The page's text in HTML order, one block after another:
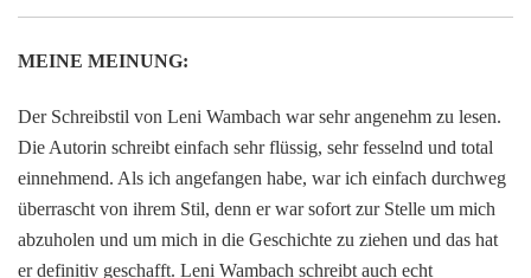
MEINE MEINUNG:
Der Schreibstil von Leni Wambach war sehr angenehm zu lesen.
Die Autorin schreibt einfach sehr flüssig, sehr fesselnd und total
einnehmend. Als ich angefangen habe, war ich einfach durchweg
überrascht von ihrem Stil, denn er war sofort zur Stelle um mich
abzuholen und um mich in die Geschichte zu ziehen und das hat
er definitiv geschafft. Leni Wambach schreibt auch echt